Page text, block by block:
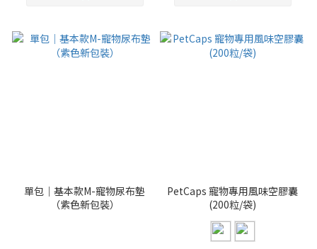
單包｜基本款M-寵物尿布墊
（紫色新包裝）
PetCaps 寵物專用風味空膠囊
(200粒/袋)